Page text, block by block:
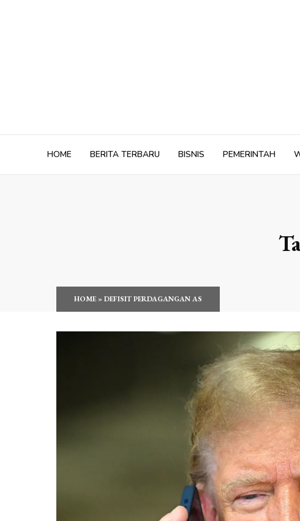
HOME BERITA TERBARU BISNIS PEMERINTAH
HOME»DEFISIT PERDAGANGAN AS